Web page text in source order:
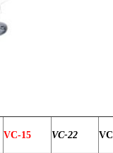
VC-15 VC-22